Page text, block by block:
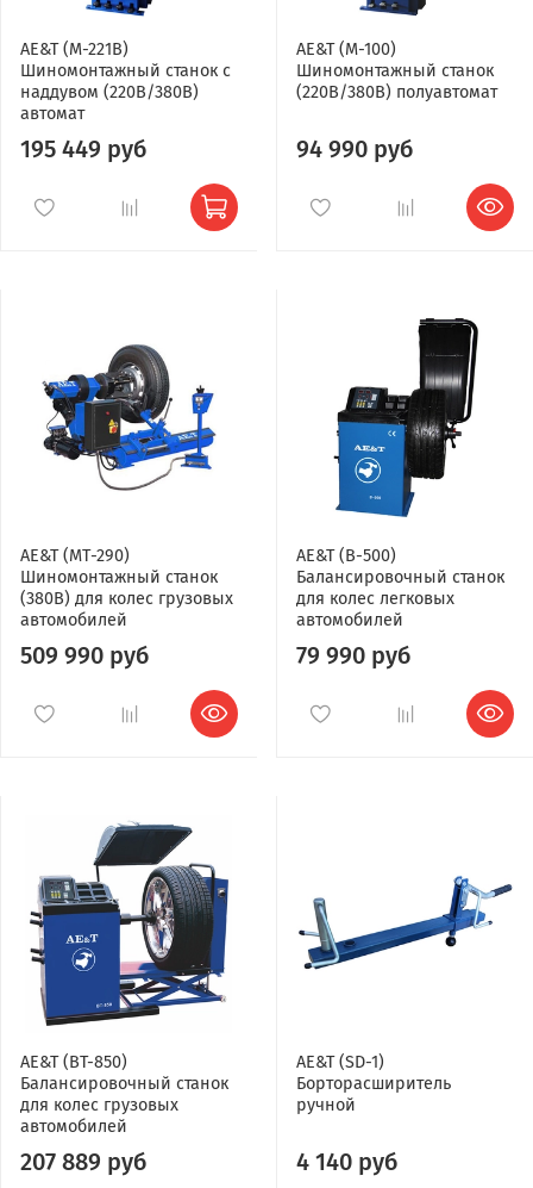
AE&T (M-221B)
Шиномонтажный станок с
наддувом (220В/380В)
автомат
195 449 руб
AE&T (M-100)
Шиномонтажный станок
(220В/380В) полуавтомат
94 990 руб
AE&T (МТ-290)
Шиномонтажный станок
(380В) для колес грузовых
автомобилей
509 990 руб
AE&T (B-500)
Балансировочный станок
для колес легковых
автомобилей
79 990 руб
AE&T (BT-850)
Балансировочный станок
для колес грузовых
автомобилей
207 889 руб
AE&T (SD-1)
Борторасширитель
ручной
4 140 руб